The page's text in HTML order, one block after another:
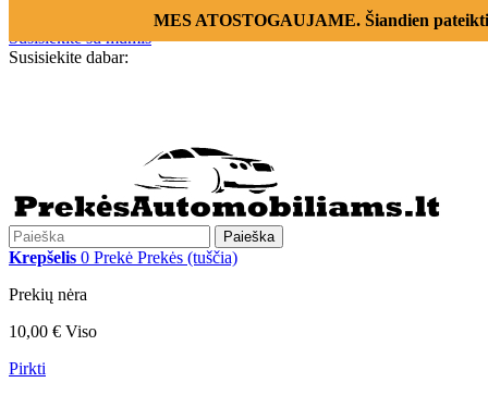
MES ATOSTOGAUJAME. Šiandien
Susisiekite su mumis
Susisiekite dabar:
Paieška
Krepšelis 0 Prekė Prekės (tuščia)
Prekių nėra
10,00 € Viso
Pirkti